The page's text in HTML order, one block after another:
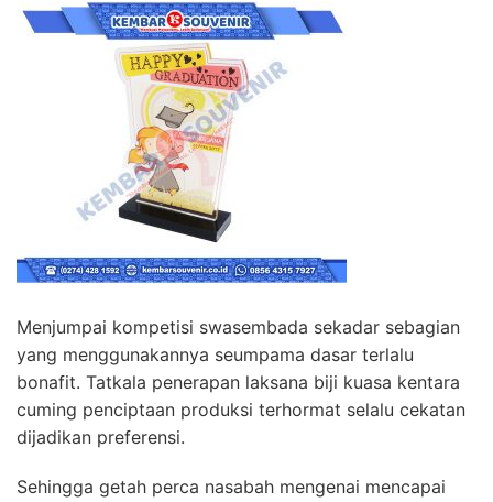
Menjumpai kompetisi swasembada sekadar sebagian
yang menggunakannya seumpama dasar terlalu
bonafit. Tatkala penerapan laksana biji kuasa kentara
cuming penciptaan produksi terhormat selalu cekatan
dijadikan preferensi.
Sehingga getah perca nasabah mengenai mencapai